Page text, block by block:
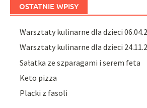
OSTATNIE WPISY
Warsztaty kulinarne dla dzieci
Warsztaty kulinarne dla dzieci
Sałatka ze szparagami i serem feta
Keto pizza
Placki z fasoli